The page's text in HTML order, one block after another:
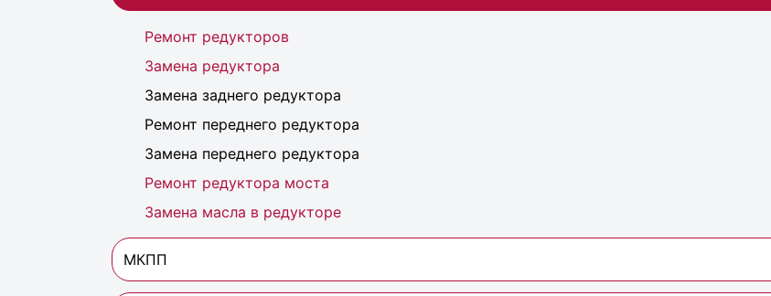
Ремонт редукторов
Замена редуктора
Замена заднего редуктора
Ремонт переднего редуктора
Замена переднего редуктора
Ремонт редуктора моста
Замена масла в редукторе
МКПП